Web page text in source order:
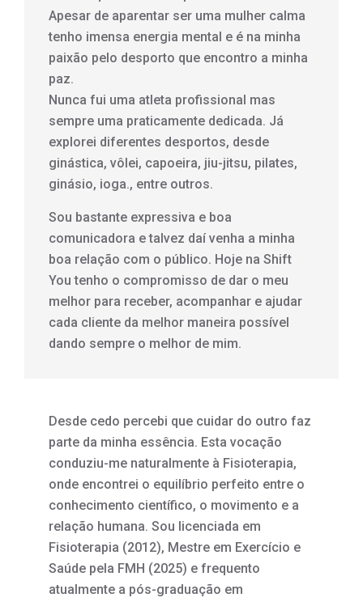
Apesar de aparentar ser uma mulher calma
tenho imensa energia mental e é na minha
paixão pelo desporto que encontro a minha
paz.
Nunca fui uma atleta profissional mas
sempre uma praticamente dedicada. Já
explorei diferentes desportos, desde
ginástica, vôlei, capoeira, jiu-jitsu, pilates,
ginásio, ioga., entre outros.
Sou bastante expressiva e boa
comunicadora e talvez daí venha a minha
boa relação com o público. Hoje na Shift
You tenho o compromisso de dar o meu
melhor para receber, acompanhar e ajudar
cada cliente da melhor maneira possível
dando sempre o melhor de mim.
Desde cedo percebi que cuidar do outro faz
parte da minha essência. Esta vocação
conduziu-me naturalmente à Fisioterapia,
onde encontrei o equilíbrio perfeito entre o
conhecimento científico, o movimento e a
relação humana. Sou licenciada em
Fisioterapia (2012), Mestre em Exercício e
Saúde pela FMH (2025) e frequento
atualmente a pós-graduação em